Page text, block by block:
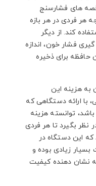
های فشارسنج
هر فردی در هر بازه
کند. از دیگر
گیری فشار خون، اندازه
برای ذخیره
به هزینه این
با ارائه دستگاهی که
توانسته هزینه
نظر بگیرد تا هر فردی
که این دستگاه در
بسیار زیادی بوده و
نشان دهنده کیفیت